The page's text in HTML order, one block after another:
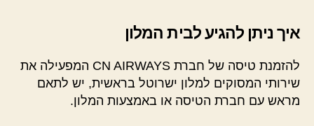
איך ניתן להגיע לבית המלון
להזמנת טיסה של חברת CN AIRWAYS המפעילה את
שירותי המסוקים למלון ישרוטל בראשית, יש לתאם
מראש עם חברת הטיסה או באמצעות המלון.